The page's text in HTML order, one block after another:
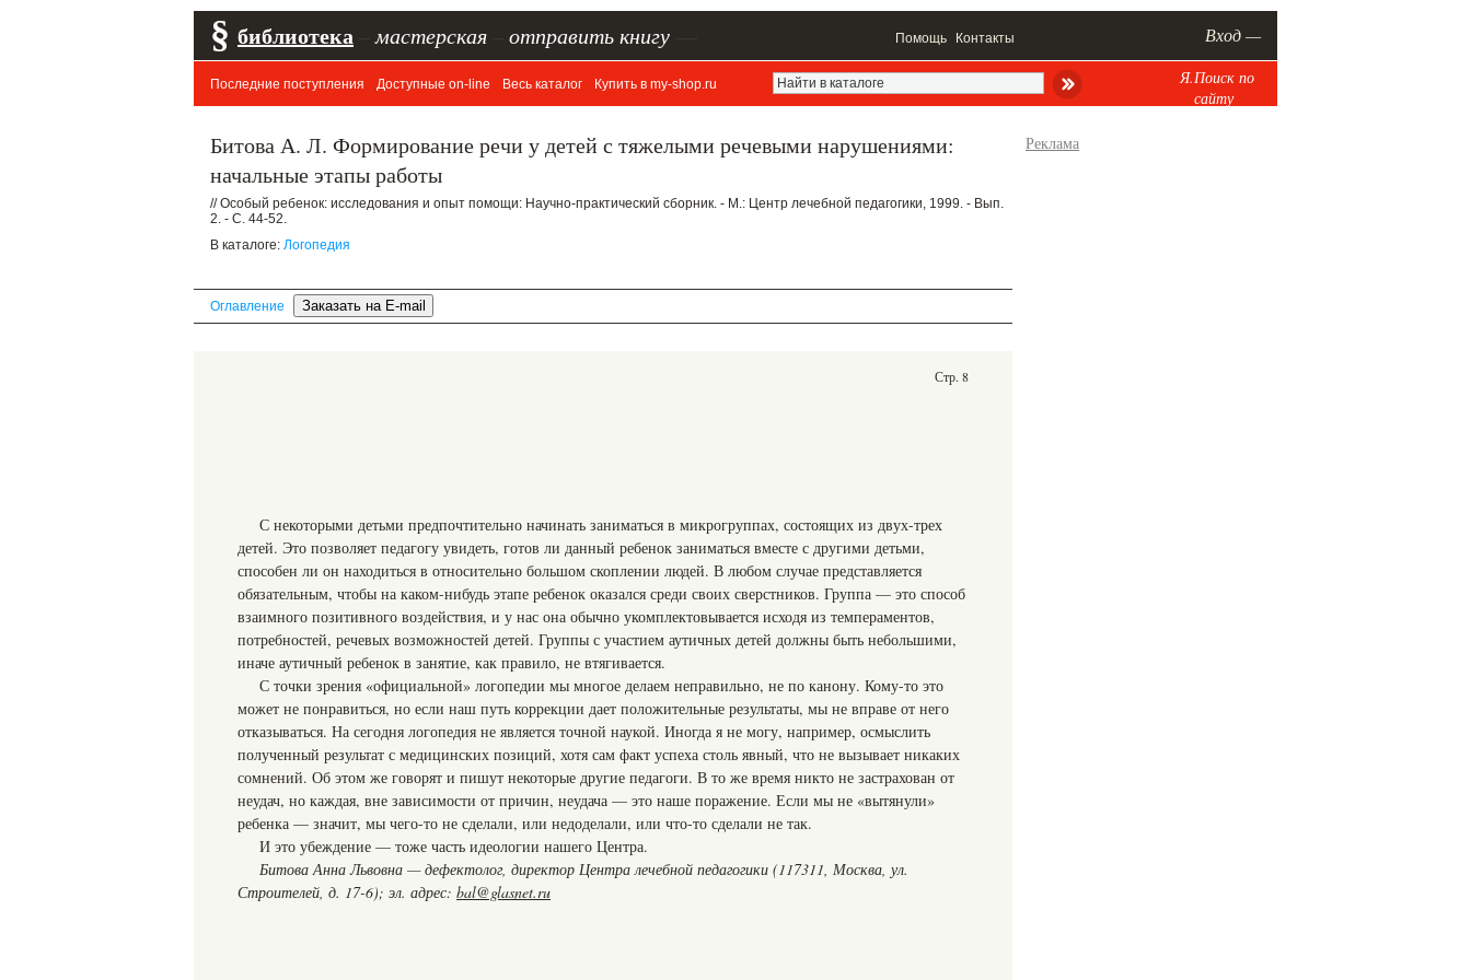
§ библиотека мастерская отправить книгу Помощь Контакты Вход —
Последние поступления Доступные on-line Весь каталог Купить в my-shop.ru
Я.Поиск по
сайту
Битова А. Л. Формирование речи у детей с тяжелыми речевыми нарушениями:
начальные этапы работы
// Особый ребенок: исследования и опыт помощи: Научно-практический сборник. - М.: Центр лечебной педагогики, 1999. - Вып.
2. - С. 44-52.
В каталоге: Логопедия
Оглавление
Стр. 8
С некоторыми детьми предпочтительно начинать заниматься в микрогруппах, состоящих из двух-трех
детей. Это позволяет педагогу увидеть, готов ли данный ребенок заниматься вместе с другими детьми,
способен ли он находиться в относительно большом скоплении людей. В любом случае представляется
обязательным, чтобы на каком-нибудь этапе ребенок оказался среди своих сверстников. Группа — это способ
взаимного позитивного воздействия, и у нас она обычно укомплектовывается исходя из темпераментов,
потребностей, речевых возможностей детей. Группы с участием аутичных детей должны быть небольшими,
иначе аутичный ребенок в занятие, как правило, не втягивается.
С точки зрения «официальной» логопедии мы многое делаем неправильно, не по канону. Кому-то это
может не понравиться, но если наш путь коррекции дает положительные результаты, мы не вправе от него
отказываться. На сегодня логопедия не является точной наукой. Иногда я не могу, например, осмыслить
полученный результат с медицинских позиций, хотя сам факт успеха столь явный, что не вызывает никаких
сомнений. Об этом же говорят и пишут некоторые другие педагоги. В то же время никто не застрахован от
неудач, но каждая, вне зависимости от причин, неудача — это наше поражение. Если мы не «вытянули»
ребенка — значит, мы чего-то не сделали, или недоделали, или что-то сделали не так.
И это убеждение — тоже часть идеологии нашего Центра.
Битова Анна Львовна — дефектолог, директор Центра лечебной педагогики (117311, Москва, ул.
Строителей, д. 17-6); эл. адрес: bal@glasnet.ru
Реклама